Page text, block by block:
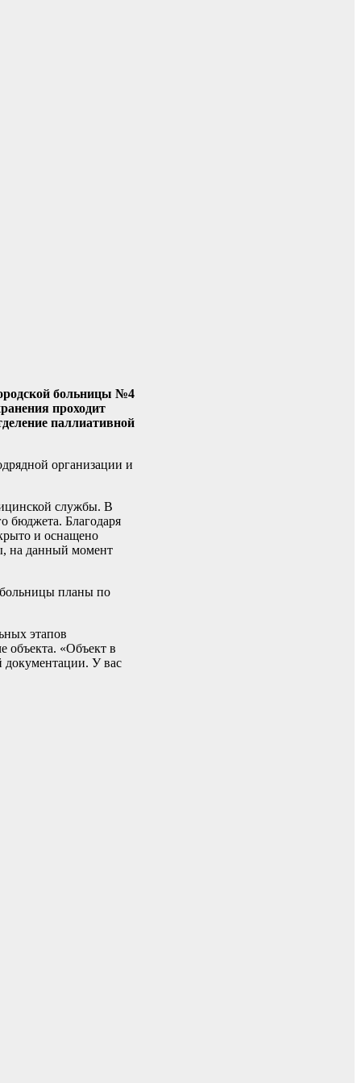
больницы №4
проходит
паллиативной
организации и
службы. В
бюджета. Благодаря
и оснащено
на данный момент
больницы планы по
этапов
объекта. «Объект в
документации. У вас